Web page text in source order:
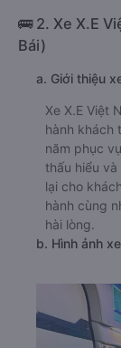
🚌 2. Xe X.E
Bái)
a. Giới thiệu
Xe X.E Việt
hành khách
năm phục
thấu hiểu
lại cho
hành cùng
hài lòng.
b. Hình ảnh